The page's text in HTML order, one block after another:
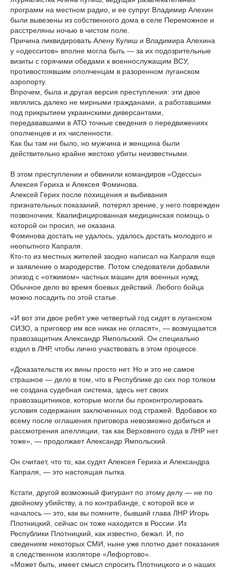
программ на местном радио, и ее супруг Владимир Алехин
были вывезены из собственного дома в селе Переможное и
расстреляны ночью в чистом поле.
Причина ликвидировать Алену Кулиш и Владимира Алехина
у «одесситов» вполне могла быть — за их подозрительные
визиты с горячими обедами к военнослужащим ВСУ,
противостоявшим ополченцам в разоренном луганском
аэропорту.
Впрочем, была и другая версия преступления: эти двое
являлись далеко не мирными гражданами, а работавшими
под прикрытием украинскими диверсантами,
передававшими в АТО точные сведения о передвижениях
ополченцев и их численности.
Как бы там ни было, но мужчина и женщина были
действительно крайне жестоко убиты неизвестными.
В этом преступлении и обвинили командиров «Одессы»
Алексея Гериха и Алексея Фоминова.
Алексей Герих после похищения и выбивания
признательных показаний, потерял зрение, у него поврежден
позвоночник. Квалифицированная медицинская помощь о
которой он просил, не оказана.
Фоминова достать не удалось, удалось достать молодого и
неопытного Капраля.
Кто-то из местных жителей заодно написал на Капраля еще
и заявление о мародерстве. Потом следователи добавили
эпизод с «отжимом» частных машин для военных нужд.
Обычное дело во время боевых действий. Любого бойца
можно посадить по этой статье.
«И вот эти двое ребят уже четвертый год сидят в луганском
СИЗО, а приговор им все никак не огласят», — возмущается
правозащитник Александр Ямпольский. Он специально
ездил в ЛНР, чтобы лично участвовать в этом процессе.
«Доказательств их вины просто нет. Но и это не самое
страшное — дело в том, что в Республике до сих пор толком
не создана судебная система, здесь нет своих
правозащитников, которые могли бы проконтролировать
условия содержания заключенных под стражей. Вдобавок ко
всему после оглашения приговора невозможно добиться и
рассмотрения апелляции, так как Верховного суда в ЛНР нет
тоже», — продолжает Александр Ямпольский.
Он считает, что то, как судят Алексея Гериха и Александра
Капраля, — это настоящая пытка.
Кстати, другой возможный фигурант по этому делу — не по
двойному убийству, а по контрабанде, с которой все и
началось — это, как вы помните, бывший глава ЛНР Игорь
Плотницкий, сейчас он тоже находится в России. Из
Республики Плотницкий, как известно, бежал. И, по
сведениям некоторых СМИ, ныне уже плотно дает показания
в следственном изоляторе «Лефортово».
«Может быть, имеет смысл спросить Плотницкого и о наших